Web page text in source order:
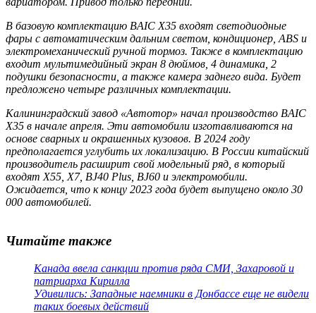
В базовую комплектацию BAIC X35 входят светодиодные
фары с автоматическим дальним светом, кондиционер, ABS и
электромеханический ручной тормоз. Также в комплектацию
входит мультимедийный экран 8 дюймов, 4 динамика, 2
подушки безопасности, а также камера заднего вида. Будет
предложено четыре различных комплектации.
Калининградский завод «Автотор» начал производство BAIC
X35 в начале апреля. Эти автомобили изготавливаются на
основе сварных и окрашенных кузовов. В 2024 году
предполагается углубить их локализацию. В России китайский
производитель расширит свой модельный ряд, в который
входят X55, X7, BJ40 Plus, BJ60 и электромобили.
Ожидается, что к концу 2023 года будет выпущено около 30
000 автомобилей.
Читайте также
Канада ввела санкции против ряда СМИ, Захаровой и
патриарха Кирилла
Удивились: Западные наемники в Донбассе еще не видели
таких боевых действий